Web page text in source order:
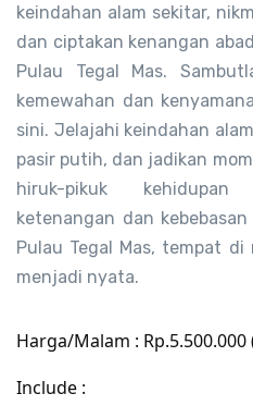
keindahan alam sekitar,
dan ciptakan kenangan
Pulau Tegal Mas.
kemewahan dan
sini. Jelajahi keindahan
pasir putih, dan jadikan
hiruk-pikuk kehidupan
ketenangan dan
Pulau Tegal Mas, tempat
menjadi nyata.
Harga/Malam :
Include :